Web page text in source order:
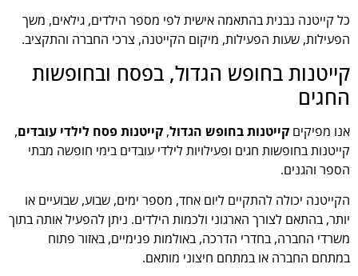
כל קייטנה נבנית בהתאמה אישית לפי מספר הילדים, גילאים, משך
הפעילות, שעות הפעילות, מיקום הקייטנה, צרכי החברה והתקציב.
קייטנות בחופש הגדול, בפסח ובחופשות
החגים
אנו מפיקים קייטנות בחופש הגדול, קייטנות פסח לילדי עובדים,
קייטנות בחופשות חגים ופעילויות לילדי עובדים בימי חופשה מבתי
הספר והגנים.
הקייטנה יכולה להתקיים ליום אחד, מספר ימים, שבוע, שבועיים או
יותר, בהתאם לצורך הארגוני ולכמות הילדים. ניתן להפעיל אותה בתוך
משרדי החברה, בחדרי הדרכה, באולמות פנימיים, באזור פתוח
במתחם החברה או במתחם חיצוני מותאם.